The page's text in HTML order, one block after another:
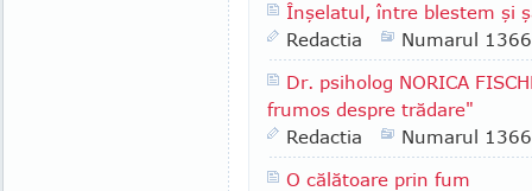
Înşelatul, între blestem şi
Redactia
Numarul 1366
Dr. psiholog NORICA
frumos despre trădare"
Redactia
Numarul 1366
O călătoare prin fum